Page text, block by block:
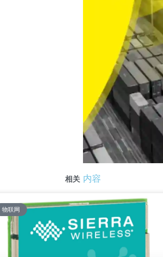
相关 内容
物联网